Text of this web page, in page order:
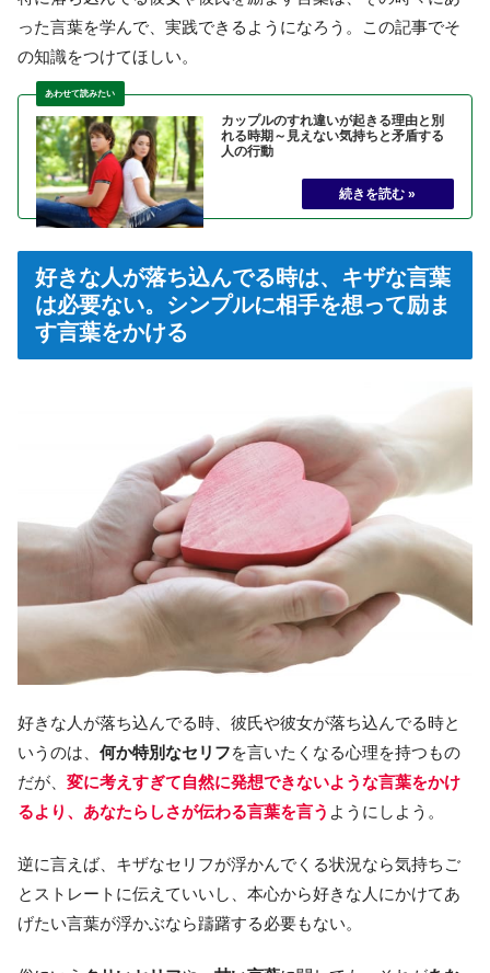
った言葉を学んで、実践できるようになろう。この記事でそ
の知識をつけてほしい。
カップルのすれ違いが起きる理由と別
れる時期～見えない気持ちと矛盾する
人の行動
好きな人が落ち込んでる時は、キザな言葉
は必要ない。シンプルに相手を想って励ま
す言葉をかける
好きな人が落ち込んでる時、彼氏や彼女が落ち込んでる時と
いうのは、 何か特別なセリフを言いたくなる心理を持つもの
だが、 変に考えすぎて自然に発想できないような言葉をかけ
るより、あなたらしさが伝わる言葉を言う ようにしよう。
逆に言えば、キザなセリフが浮かんでくる状況なら気持ちご
とストレートに伝えていいし、本心から好きな人にかけてあ
げたい言葉が浮かぶなら躊躇する必要もない。